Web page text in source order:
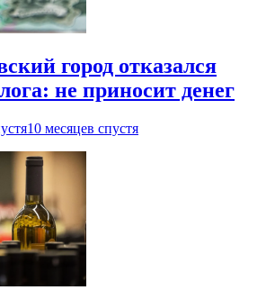
город отказался
не приносит денег
10 месяцев спустя